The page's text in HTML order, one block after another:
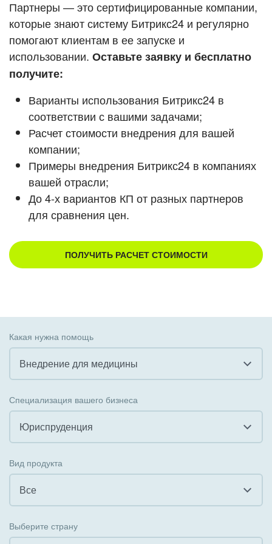
ВХОД
ВХОД
Смотреть видеокейсы
Партнеры — это сертифицированные компании,
которые знают систему Битрикс24 и регулярно
помогают клиентам в ее запуске и
использовании. Оставьте заявку и бесплатно
получите:
Варианты использования Битрикс24 в
соответствии с вашими задачами;
Расчет стоимости внедрения для вашей
компании;
Примеры внедрения Битрикс24 в компаниях
вашей отрасли;
До 4-х вариантов КП от разных партнеров
для сравнения цен.
ПОЛУЧИТЬ РАСЧЕТ СТОИМОСТИ
Какая нужна помощь
Внедрение для медицины
Внедрение КЭДО
Интеграция с 1С
Внедрение Бизнес-процессов
Специализация вашего бизнеса
Юриспруденция
Государственные организации
Коммунальные услуги, ЖКХ
Вид продукта
Все
Выберите страну